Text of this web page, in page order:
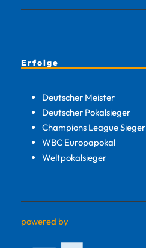
Erfolge
Deutscher Meister
Deutscher Pokalsieger
Champions League Sieger
WBC Europapokal
Weltpokalsieger
powered by